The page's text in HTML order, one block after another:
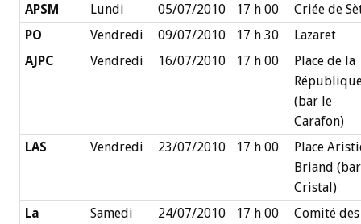
APSM
Lundi 05/07/2010 17 h 00
Criée de
PO
Vendredi 09/07/2010 17 h 30
Lazaret
AJPC
Vendredi 16/07/2010 17 h 00
Place de la
(bar le
Carafon)
LAS
Vendredi 23/07/2010 17 h 00
Place
Briand
Cristal)
La
Samedi 24/07/2010 17 h 00
Comité des